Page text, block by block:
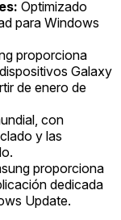
Optimizado
para Windows
proporciona
Galaxy
de enero de
con
y las
proporciona
dedicada
Update.